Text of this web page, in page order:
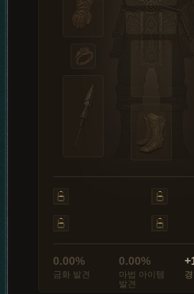
0.00%
금화 발견
0.00%
마법 아이템
발견